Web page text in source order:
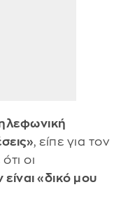
, είπε για τον
οι
είναι «δικό μου